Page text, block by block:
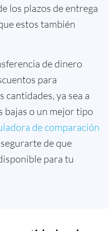
los plazos de entrega
estos también
de dinero
para
cantidades, ya sea a
bajas o un mejor tipo
de comparación
de que
para tu